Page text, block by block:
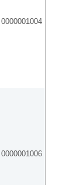
0000001004
0000001006